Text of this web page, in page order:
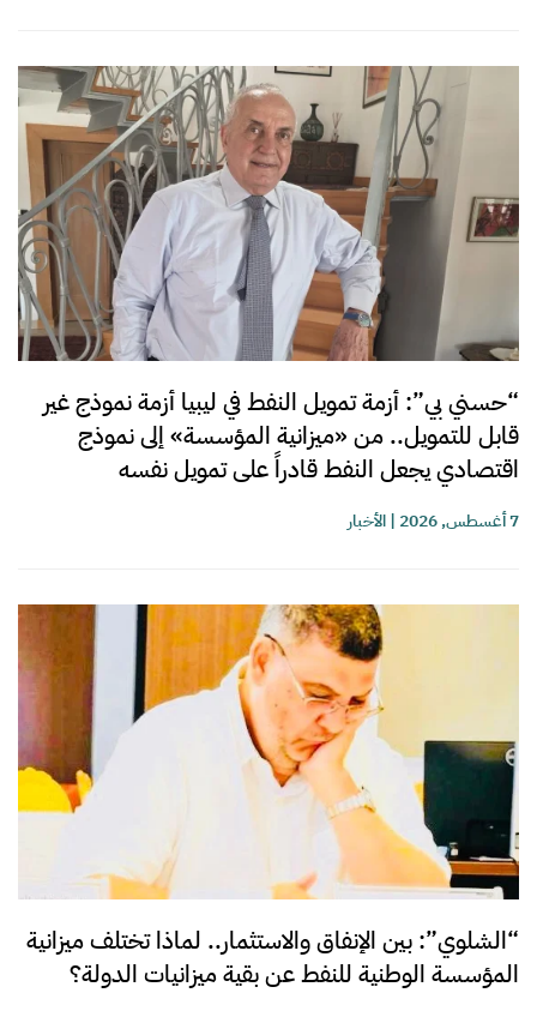
“حسني بي”: أزمة تمويل النفط في ليبيا أزمة نموذج غير
قابل للتمويل.. من «ميزانية المؤسسة» إلى نموذج
اقتصادي يجعل النفط قادراً على تمويل نفسه
7 أغسطس, 2026 |الأخبار
“الشلوي”: بين الإنفاق والاستثمار.. لماذا تختلف ميزانية
المؤسسة الوطنية للنفط عن بقية ميزانيات الدولة؟